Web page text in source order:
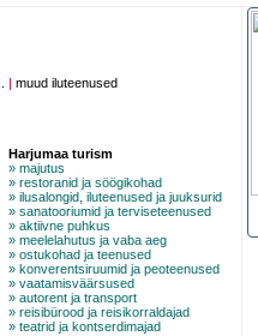
|muud iluteenused
Harjumaa turism
» majutus
» restoranid ja söögikohad
» ilusalongid, iluteenused ja juuksurid
» sanatooriumid ja terviseteenused
» aktiivne puhkus
» meelelahutus ja vaba aeg
» ostukohad ja teenused
» konverentsiruumid ja peoteenused
» vaatamisväärsused
» autorent ja transport
» reisibürood ja reisikorraldajad
» teatrid ja kontserdimajad